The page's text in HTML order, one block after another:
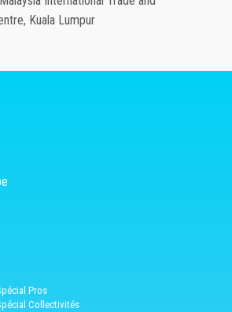
Kuala Lumpur
Pros
Collectivités